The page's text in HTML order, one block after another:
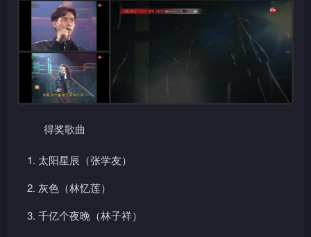
得奖歌曲
太阳星辰（张学友）
灰色（林忆莲）
千亿个夜晚（林子祥）